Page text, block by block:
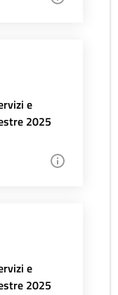
e
2025
e
2025